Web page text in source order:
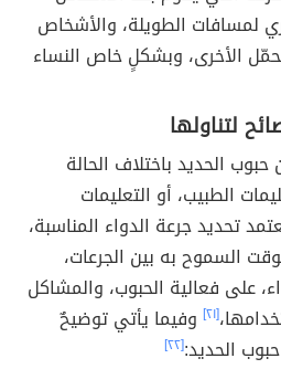
لمسافات الطويلة، والأشخاص
الأخرى، وبشكلٍ خاص النساء
لتناولها
الحديد باختلاف الحالة
الطبيب، أو التعليمات
تحديد جرعة الدواء المناسبة،
السموح به بين الجرعات،
على فعالية الحبوب، والمشاكل
[٢١]
وفيما يأتي توضيحٌ
الحديد:[٢٢]